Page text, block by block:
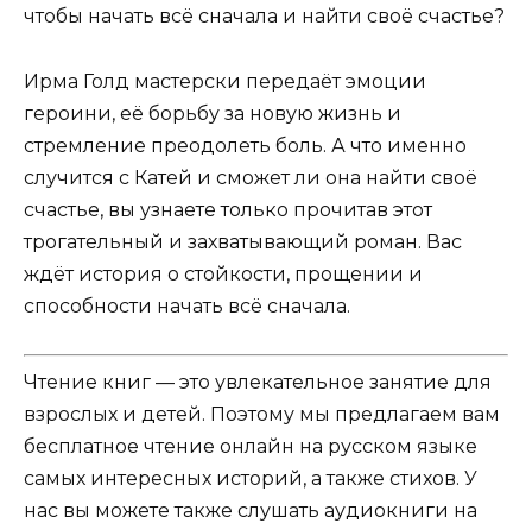
чтобы начать всё сначала и найти своё счастье?
Ирма Голд мастерски передаёт эмоции
героини, её борьбу за новую жизнь и
стремление преодолеть боль. А что именно
случится с Катей и сможет ли она найти своё
счастье, вы узнаете только прочитав этот
трогательный и захватывающий роман. Вас
ждёт история о стойкости, прощении и
способности начать всё сначала.
Чтение книг — это увлекательное занятие для
взрослых и детей. Поэтому мы предлагаем вам
бесплатное чтение онлайн на русском языке
самых интересных историй, а также стихов. У
нас вы можете также слушать аудиокниги на